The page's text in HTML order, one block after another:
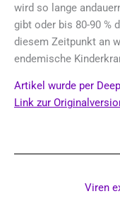
wird so lange
gibt oder bis 80-90 %
diesem Zeitpunkt an
endemische
Artikel wurde per
Link zur
Viren